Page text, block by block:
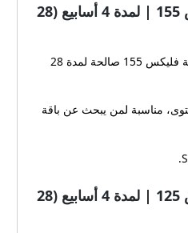
شريحة جوي باقة فليكس 155 | لمدة 4 أسابيع (28
وظيفة المنتج: شريحة جوي بباقة فليكس 155 صالحة لمدة 28
مناسبة لمن يبحث عن باقة
شريحة جوي باقة فليكس 125 | لمدة 4 أسابيع (28